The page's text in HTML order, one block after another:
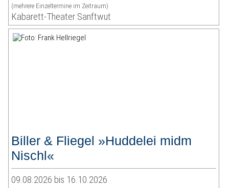
(mehrere Einzeltermine im Zeitraum)
Kabarett-Theater Sanftwut
Biller & Fliegel »Huddelei midm
Nischl«
09.08.2026 bis 16.10.2026